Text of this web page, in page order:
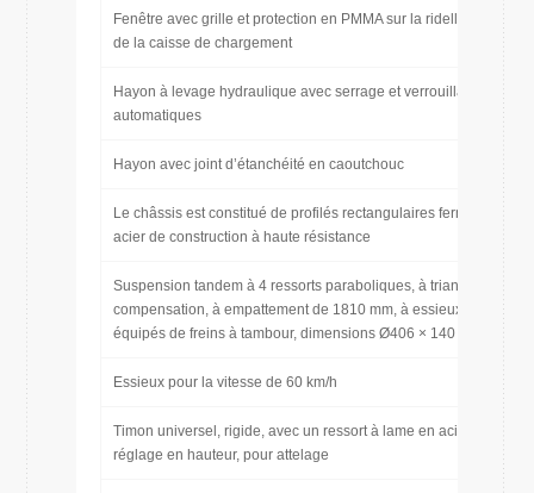
Fenêtre avec grille et protection en PMMA sur la ridelle avant
de la caisse de chargement
Hayon à levage hydraulique avec serrage et verrouillage
automatiques
Hayon avec joint d’étanchéité en caoutchouc
Le châssis est constitué de profilés rectangulaires fermés en
acier de construction à haute résistance
Suspension tandem à 4 ressorts paraboliques, à triangles de
compensation, à empattement de 1810 mm, à essieux rigides
équipés de freins à tambour, dimensions Ø406 × 140 mm
Essieux pour la vitesse de 60 km/h
Timon universel, rigide, avec un ressort à lame en acier, avec
réglage en hauteur, pour attelage